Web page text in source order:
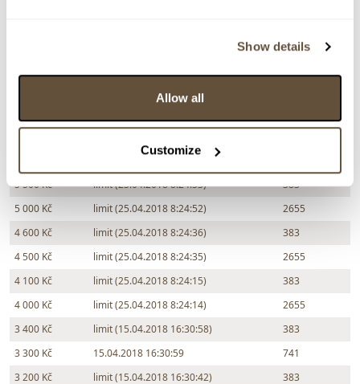
Show details
Allow all
Customize
383
5 500 Kč
limit (25.04.2018 8:24:53)
383
5 000 Kč
limit (25.04.2018 8:24:52)
2655
4 600 Kč
limit (25.04.2018 8:24:36)
383
4 500 Kč
limit (25.04.2018 8:24:35)
2655
4 100 Kč
limit (25.04.2018 8:24:15)
383
4 000 Kč
limit (25.04.2018 8:24:14)
2655
3 400 Kč
limit (15.04.2018 16:30:58)
383
3 300 Kč
15.04.2018 16:30:59
741
3 200 Kč
limit (15.04.2018 16:30:42)
383